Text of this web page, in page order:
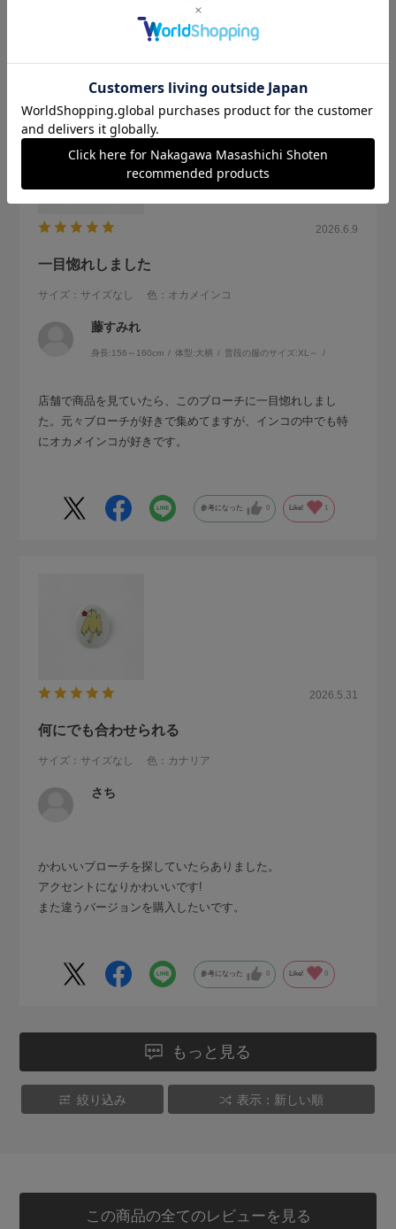
参考になった
2026.6.9
一目惚れしました
サイズ：サイズなし 色：オカメインコ
藤すみれ
身長:156～160cm 体型:大柄 普段の服のサイズ:XL～
店舗で商品を見ていたら、このブローチに一目惚れしまし
た。元々ブローチが好きで集めてますが、インコの中でも特
にオカメインコが好きです。
参考になった 0 Like! 1
2026.5.31
何にでも合わせられる
サイズ：サイズなし 色：カナリア
さち
かわいいブローチを探していたらありました。
アクセントになりかわいいです!
また違うバージョンを購入したいです。
参考になった 0 Like! 0
もっと見る
絞り込み 表示：新しい順
この商品の全てのレビューを見る